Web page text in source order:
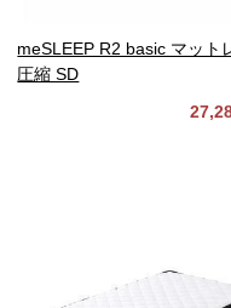
meSLEEP R2 basic マット
圧縮 SD